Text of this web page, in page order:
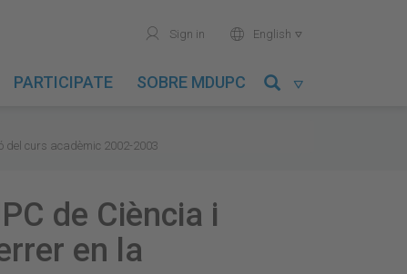
user Sign in world English 
PARTICIPATE SOBRE MDUPC 
del curs acadèmic 2002-2003
de Ciència i
en la